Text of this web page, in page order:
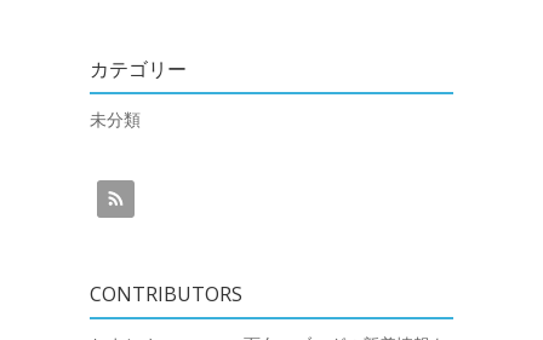
カテゴリー
未分類
CONTRIBUTORS